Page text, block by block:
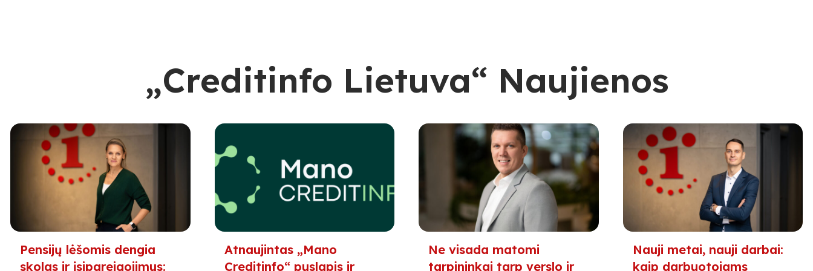
„Creditinfo Lietuva“ Naujienos
Pensijų lėšomis dengia
skolas ir įsipareigojimus:
Atnaujintas „Mano
Creditinfo“ puslapis ir
Ne visada matomi
tarpininkai tarp verslo ir
Nauji metai, nauji darbai:
kaip darbuotojams